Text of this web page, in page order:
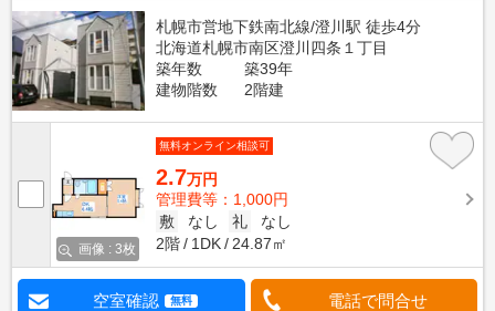
札幌市営地下鉄南北線/澄川駅 徒歩4分
北海道札幌市南区澄川四条１丁目
築年数
築39年
建物階数
2階建
画像 : 3枚
無料オンライン相談可
2.7万円
管理費等：1,000円
敷
なし 礼
なし
2階
1DK 24.87㎡
空室確認 無料 電話で問合せ